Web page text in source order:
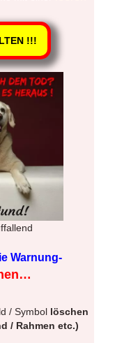
!!!
Warnung-
/ Symbol löschen
/ Rahmen etc.)